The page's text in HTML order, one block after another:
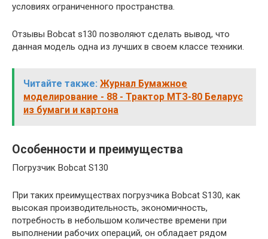
условиях ограниченного пространства.
Отзывы Bobcat s130 позволяют сделать вывод, что
данная модель одна из лучших в своем классе техники.
Читайте также: Журнал Бумажное
моделирование - 88 - Трактор МТЗ-80 Беларус
из бумаги и картона
Особенности и преимущества
Погрузчик Bobcat S130
При таких преимуществах погрузчика Bobcat S130, как
высокая производительность, экономичность,
потребность в небольшом количестве времени при
выполнении рабочих операций, он обладает рядом